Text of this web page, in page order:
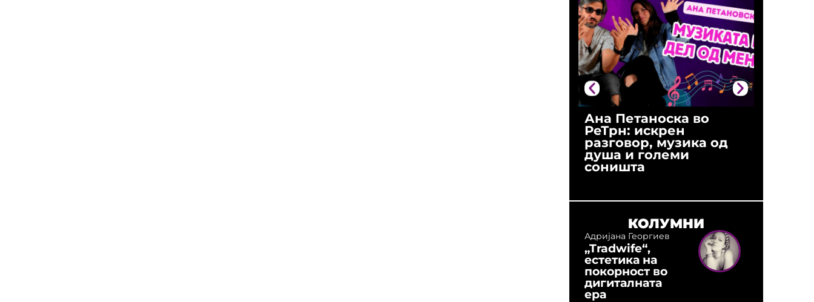
Ана Петаноска во
РеТрн: искрен
разговор, музика од
душа и големи
соништа
КОЛУМНИ
Адријана Георгиев
„Tradwife“,
естетика на
покорност во
дигиталната
ера